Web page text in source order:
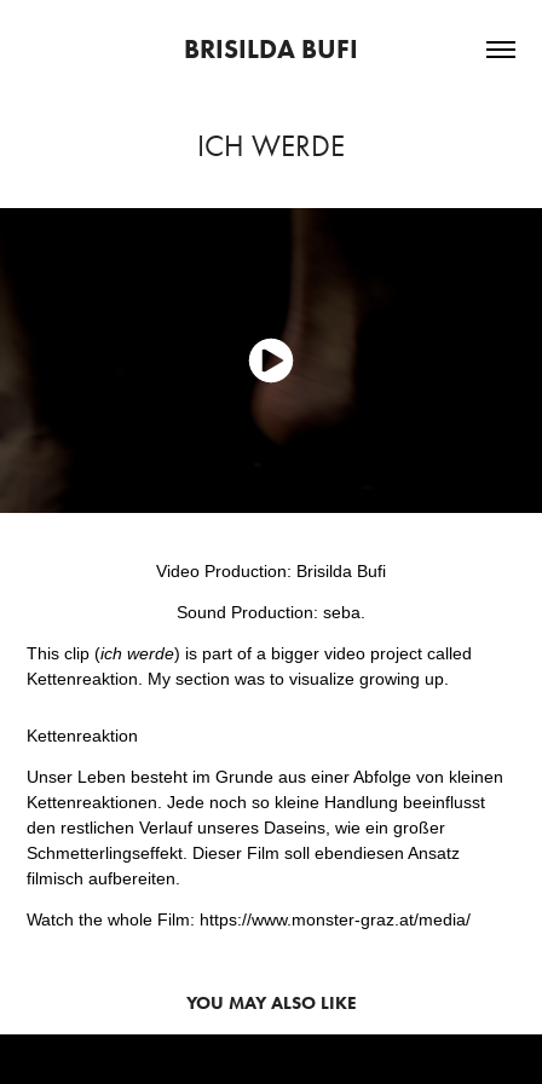
BRISILDA BUFI
ICH WERDE
Video Production: Brisilda Bufi
Sound Production: seba.
This clip (ich werde) is part of a bigger video project called
Kettenreaktion. My section was to visualize growing up.
Kettenreaktion
Unser Leben besteht im Grunde aus einer Abfolge von kleinen
Kettenreaktionen. Jede noch so kleine Handlung beeinflusst
den restlichen Verlauf unseres Daseins, wie ein großer
Schmetterlingseffekt. Dieser Film soll ebendiesen Ansatz
filmisch aufbereiten.
Watch the whole Film: https://www.monster-graz.at/media/
YOU MAY ALSO LIKE